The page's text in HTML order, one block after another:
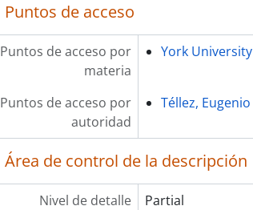
Puntos de acceso
Puntos de acceso por
materia
York University
Puntos de acceso por
autoridad
Téllez, Eugenio
Área de control de la descripción
Nivel de detalle
Partial